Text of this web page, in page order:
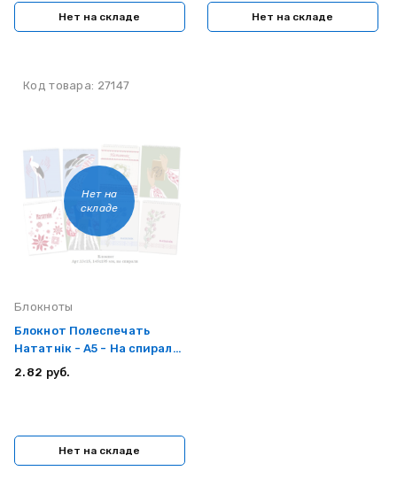
Нет на складе Нет на складе
Код товара: 27147
Нет на
складе
Блокноты
Блокнот Полеспечать
Нататнiк - А5 - На спирали
- 60 листов
2.82 руб.
Нет на складе